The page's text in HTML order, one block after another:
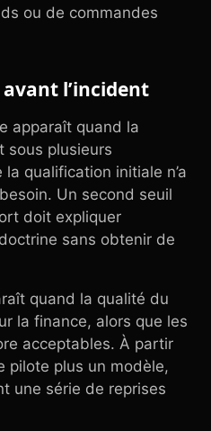
ou de commandes
l’incident
apparaît quand la
sous plusieurs
qualification initiale n’a
Un second seuil
doit expliquer
sans obtenir de
quand la qualité du
la finance, alors que les
acceptables. À partir
pilote plus un modèle,
une série de reprises